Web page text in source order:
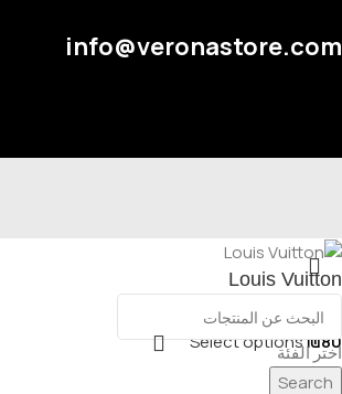
info@veronastore.com
اختر الفئة
Search
Louis Vuitton
₪80
Select options
القائمة